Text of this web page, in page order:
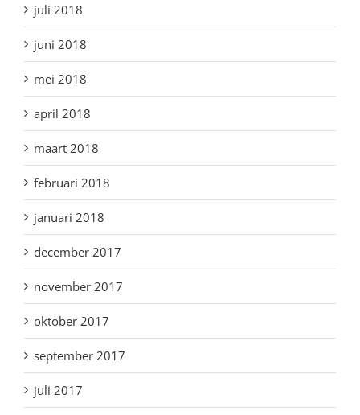
juli 2018
juni 2018
mei 2018
april 2018
maart 2018
februari 2018
januari 2018
december 2017
november 2017
oktober 2017
september 2017
juli 2017